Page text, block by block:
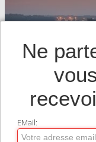
LIVRES▼
BOUTIQUE ▼
TIRAGES SUPPORTS
CONTACT
Ne
EMail: